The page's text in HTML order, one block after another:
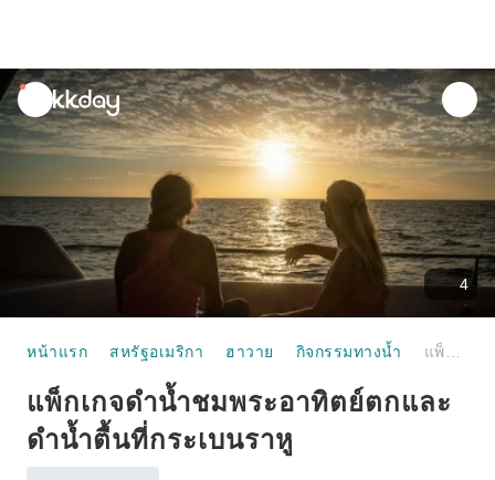
unread
notifications
4
หน้าแรก สหรัฐอเมริกา ฮาวาย กิจกรรมทางน้ำ
แพ็กเกจดำน้ำชมพระอาทิตย์ตกและ
ดำน้ำตื้นที่กระเบนราหู